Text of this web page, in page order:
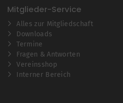
Mitglieder-Service
Alles zur Mitgliedschaft
Downloads
Termine
Fragen & Antworten
Vereinsshop
Interner Bereich